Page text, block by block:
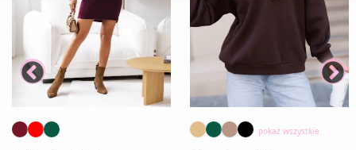
pokaż wszystkie